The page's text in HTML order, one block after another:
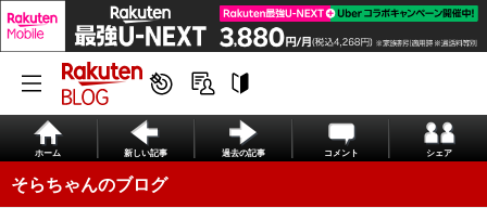
ホーム 新しい記事 過去の記事 コメント シェア
そらちゃんのブログ